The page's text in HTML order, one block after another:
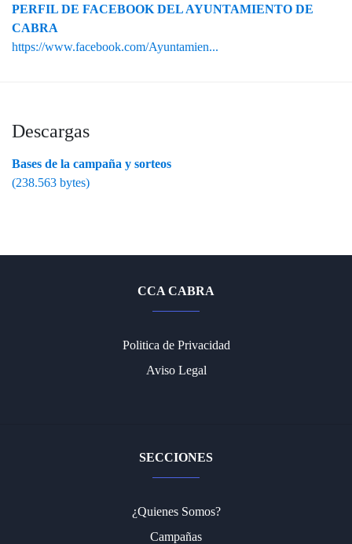
PERFIL DE FACEBOOK DEL AYUNTAMIENTO DE
CABRA
https://www.facebook.com/Ayuntamien...
Descargas
Bases de la campaña y sorteos
(238.563 bytes)
CCA CABRA
Politica de Privacidad
Aviso Legal
SECCIONES
¿Quienes Somos?
Campañas